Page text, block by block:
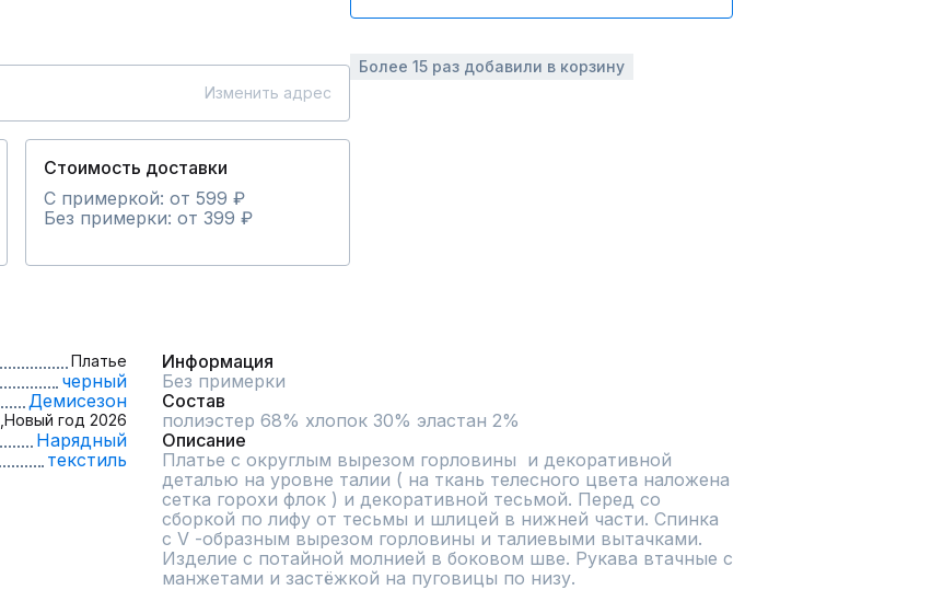
Изменить адрес
Стоимость доставки
С примеркой: от 599 ₽
Без примерки: от 399 ₽
Более 15 раз добавили в корзину
Платье
черный
Демисезон
Новый год 2026
Нарядный
текстиль
Информация
Без примерки
Состав
полиэстер 68% хлопок 30% эластан 2%
Описание
Платье с округлым вырезом горловины  и декоративной
деталью на уровне талии ( на ткань телесного цвета наложена
сетка горохи флок ) и декоративной тесьмой. Перед со
сборкой по лифу от тесьмы и шлицей в нижней части. Спинка
с V -образным вырезом горловины и талиевыми вытачками.
Изделие с потайной молнией в боковом шве. Рукава втачные с
манжетами и застёжкой на пуговицы по низу.